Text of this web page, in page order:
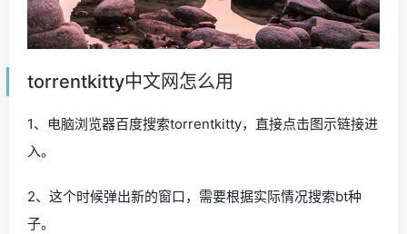
torrentkitty中文网怎么用
1、电脑浏览器百度搜索torrentkitty，直接点击图示链接进
入。
2、这个时候弹出新的窗口，需要根据实际情况搜索bt种
子。